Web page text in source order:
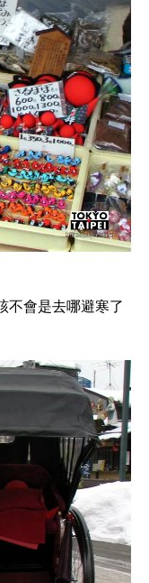
不會是去哪避寒了